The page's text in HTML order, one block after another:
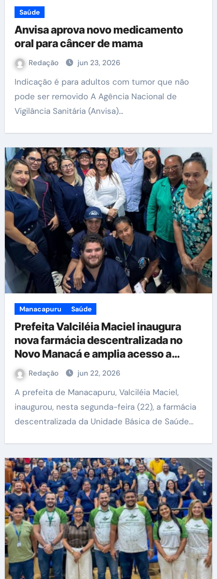
Saúde
Anvisa aprova novo medicamento
oral para câncer de mama
Redação jun 23, 2026
Indicação é para adultos com tumor que não
pode ser removido A Agência Nacional de
Vigilância Sanitária (Anvisa)…
Manacapuru Saúde
Prefeita Valciléia Maciel inaugura
nova farmácia descentralizada no
Novo Manacá e amplia acesso a
medicamentos
Redação jun 22, 2026
A prefeita de Manacapuru, Valciléia Maciel,
inaugurou, nesta segunda-feira (22), a farmácia
descentralizada da Unidade Básica de Saúde…